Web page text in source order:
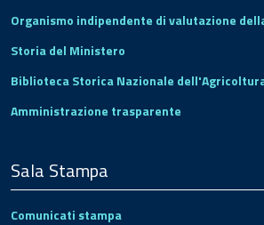
Organismo indipendente di valutazione
Storia del Ministero
Biblioteca Storica Nazionale
Amministrazione trasparente
Sala Stampa
Comunicati stampa